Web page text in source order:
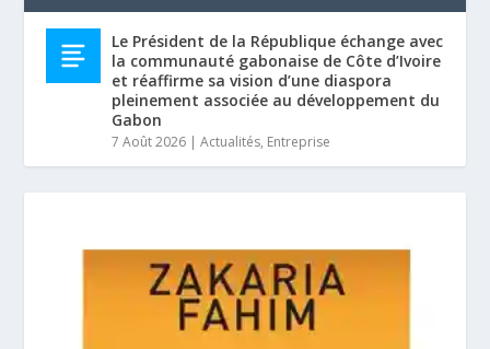
Le Président de la République échange avec
la communauté gabonaise de Côte d’Ivoire
et réaffirme sa vision d’une diaspora
pleinement associée au développement du
Gabon
7 Août 2026 |Actualités, Entreprise